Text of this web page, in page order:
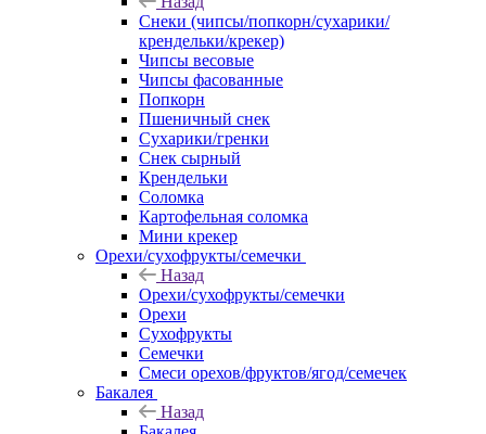
Снеки (чипсы/попкорн/сухарики/
крендельки/крекер)
Чипсы весовые
Чипсы фасованные
Попкорн
Пшеничный снек
Сухарики/гренки
Снек сырный
Крендельки
Соломка
Картофельная соломка
Мини крекер
Орехи/сухофрукты/семечки
Назад
Орехи/сухофрукты/семечки
Орехи
Сухофрукты
Семечки
Смеси орехов/фруктов/ягод/семечек
Бакалея
Назад